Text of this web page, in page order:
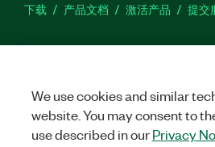
下载 产品文档 激活产品 提交
©NATIONAL INSTRUMENTS CORP. 恩
有.沪ICP备09002359号. 沪公网安
We use cookies and similar
website. You may consent to
use described in ourPrivacy